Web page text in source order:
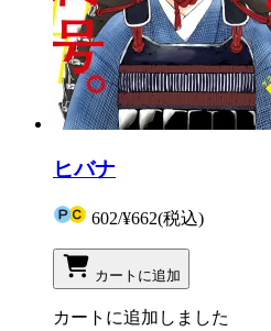
ヒバナ
602/¥662(税込)
カートに追加
カートに追加しました